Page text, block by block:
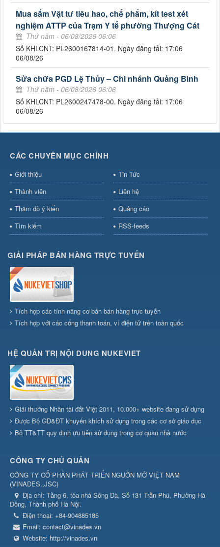
Mua sắm Vật tư tiêu hao, chế phẩm, kít test xét
nghiệm ATTP của Trạm Y tế phường Thượng Cát
Thứ năm - 06/08/2026 06:06
Số KHLCNT: PL2600167814-01. Ngày đăng tải: 17:06
06/08/26
Sửa chữa PGD Lệ Thủy – Chi nhánh Quảng Bình
Thứ năm - 06/08/2026 06:06
Số KHLCNT: PL2600247478-00. Ngày đăng tải: 17:06
06/08/26
CÁC CHUYÊN MỤC CHÍNH
Giới thiệu
Tin Tức
Thành viên
Liên hệ
Thăm dò ý kiến
Quảng cáo
Tìm kiếm
RSS-feeds
GIẢI PHÁP BÁN HÀNG TRỰC TUYẾN
Tích hợp các tính năng cơ bản bán hàng trực tuyến
Tích hợp với các cổng thanh toán, ví điện tử trên toàn quốc
HỆ QUẢN TRỊ NỘI DUNG NUKEVIET
Giải thưởng Nhân tài đất Việt 2011, 10.000+ website đang sử dụng
Được Bộ GD&ĐT khuyến khích sử dụng trong các cơ sở giáo dục
Bộ TT&TT quy định ưu tiên sử dụng trong cơ quan nhà nước
CÔNG TY CHỦ QUẢN
CÔNG TY CỔ PHẦN PHÁT TRIỂN NGUỒN MỞ VIỆT NAM
(VINADES.,JSC)
Địa chỉ: Tầng 6, tòa nhà Sông Đà, Số 131 Trần Phú, Phường Hà
Đông, Thành phố Hà Nội.
Điện thoại: +84-904885185
Email: contact@vinades.vn
Website: http://vinades.vn